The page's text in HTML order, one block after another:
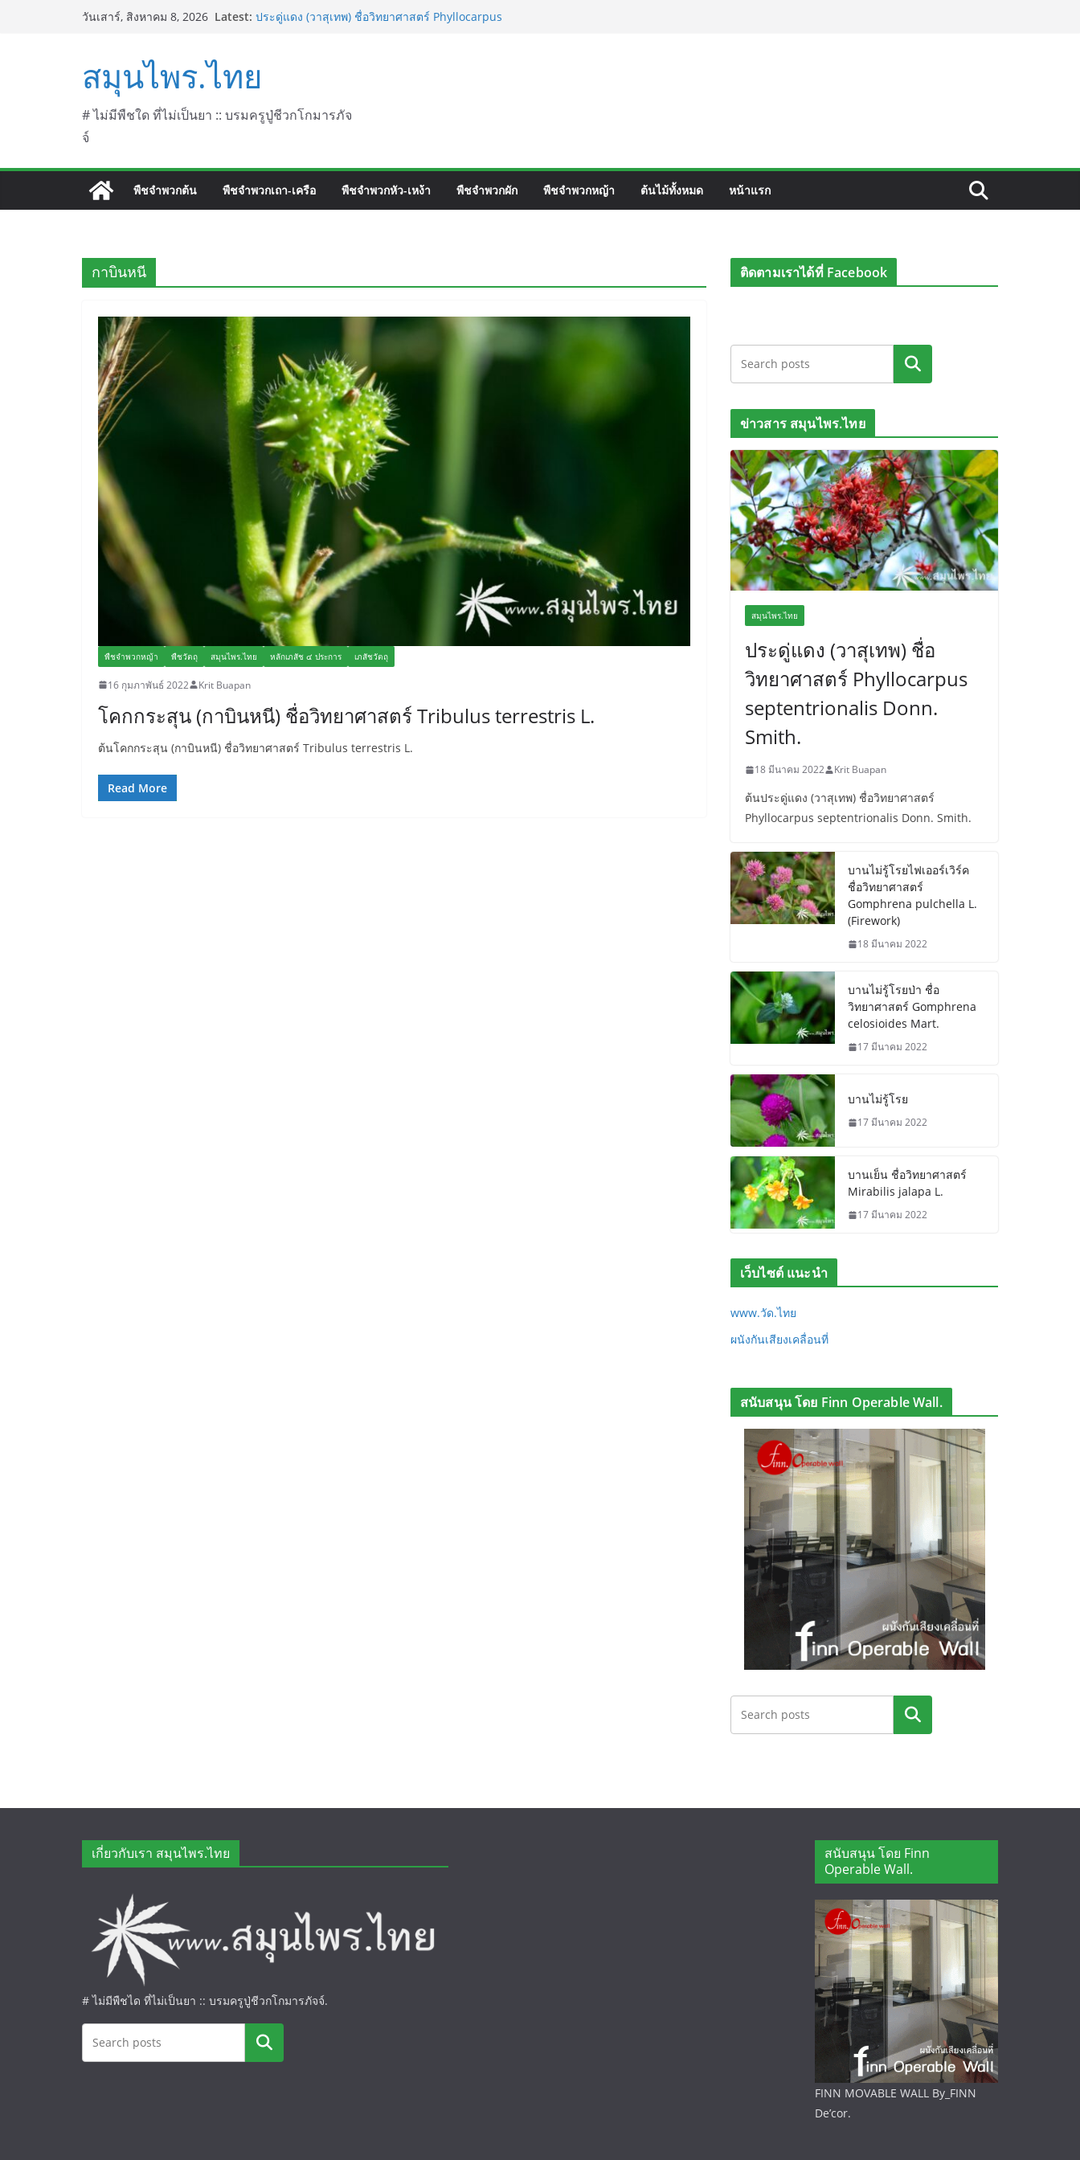
วันเสาร์, สิงหาคม 8, 2026 Latest: ประดู่แดง (วาสุเทพ) ชื่อวิทยาศาสตร์ Phyllocarpus
บานเย็น ชื่อวิทยาศาสตร์ Mirabilis jalapa L.
สมุนไพร.ไทย
# ไม่มีพืชใด ที่ไม่เป็นยา :: บรมครูปู่ชีวกโกมารภัจ
จ์
พืชจำพวกต้น พืชจำพวกเถา-เครือ พืชจำพวกหัว-เหง้า พืชจำพวกผัก พืชจำพวกหญ้า ต้นไม้ทั้งหมด หน้าแรก
กาบินหนี
พืชจำพวกหญ้า พืชวัตถุ สมุนไพร.ไทย หลักเภสัช ๔ ประการ เภสัชวัตถุ
16 กุมภาพันธ์ 2022 Krit Buapan
โคกกระสุน (กาบินหนี) ชื่อวิทยาศาสตร์ Tribulus terrestris L.
ต้นโคกกระสุน (กาบินหนี) ชื่อวิทยาศาสตร์ Tribulus terrestris L.
Read More
ติดตามเราได้ที่ Facebook
ค้นหา
ข่าวสาร สมุนไพร.ไทย
สมุนไพร.ไทย
ประดู่แดง (วาสุเทพ) ชื่อ
วิทยาศาสตร์ Phyllocarpus
septentrionalis Donn.
Smith.
18 มีนาคม 2022 Krit Buapan
ต้นประดู่แดง (วาสุเทพ) ชื่อวิทยาศาสตร์
Phyllocarpus septentrionalis Donn. Smith.
บานไม่รู้โรยไฟเออร์เวิร์ค
ชื่อวิทยาศาสตร์
Gomphrena pulchella L.
(Firework)
18 มีนาคม 2022
บานไม่รู้โรยป่า ชื่อ
วิทยาศาสตร์ Gomphrena
celosioides Mart.
17 มีนาคม 2022
บานไม่รู้โรย
17 มีนาคม 2022
บานเย็น ชื่อวิทยาศาสตร์
Mirabilis jalapa L.
17 มีนาคม 2022
เว็บไซต์ แนะนำ
www.วัด.ไทย
ผนังกันเสียงเคลื่อนที่
สนับสนุน โดย Finn Operable Wall.
ค้นหา
เกี่ยวกับเรา สมุนไพร.ไทย
# ไม่มีพืชได ที่ไม่เป็นยา :: บรมครูปู่ชีวกโกมารภัจจ์.
ค้นหา
สนับสนุน โดย Finn
Operable Wall.
FINN MOVABLE WALL By_FINN
De’cor.